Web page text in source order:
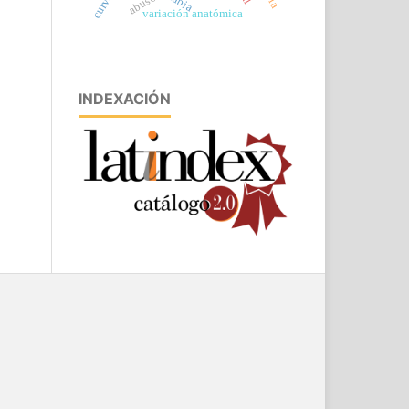
variación anatómica
INDEXACIÓN